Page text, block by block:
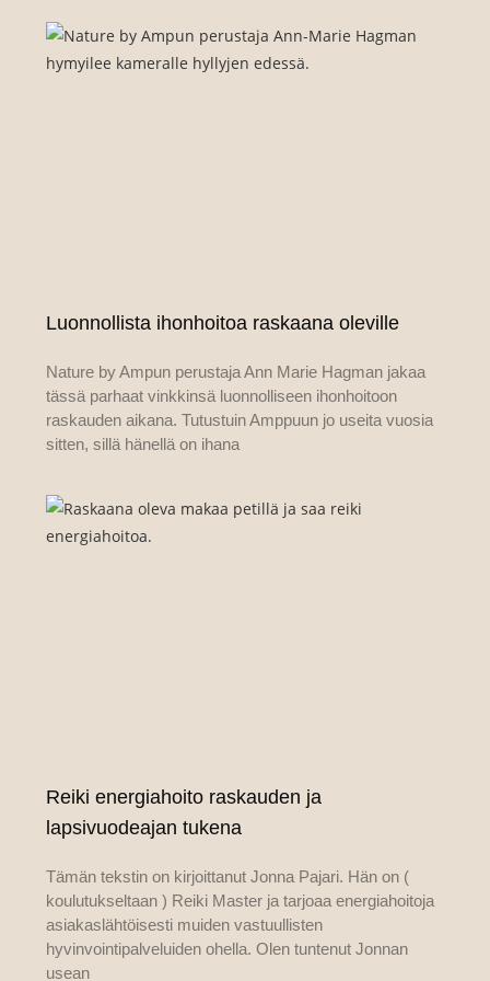
Luonnollista ihonhoitoa raskaana oleville
Nature by Ampun perustaja Ann Marie Hagman jakaa
tässä parhaat vinkkinsä luonnolliseen ihonhoitoon
raskauden aikana. Tutustuin Amppuun jo useita vuosia
sitten, sillä hänellä on ihana
Reiki energiahoito raskauden ja
lapsivuodeajan tukena
Tämän tekstin on kirjoittanut Jonna Pajari. Hän on (
koulutukseltaan ) Reiki Master ja tarjoaa energiahoitoja
asiakaslähtöisesti muiden vastuullisten
hyvinvointipalveluiden ohella. Olen tuntenut Jonnan
usean